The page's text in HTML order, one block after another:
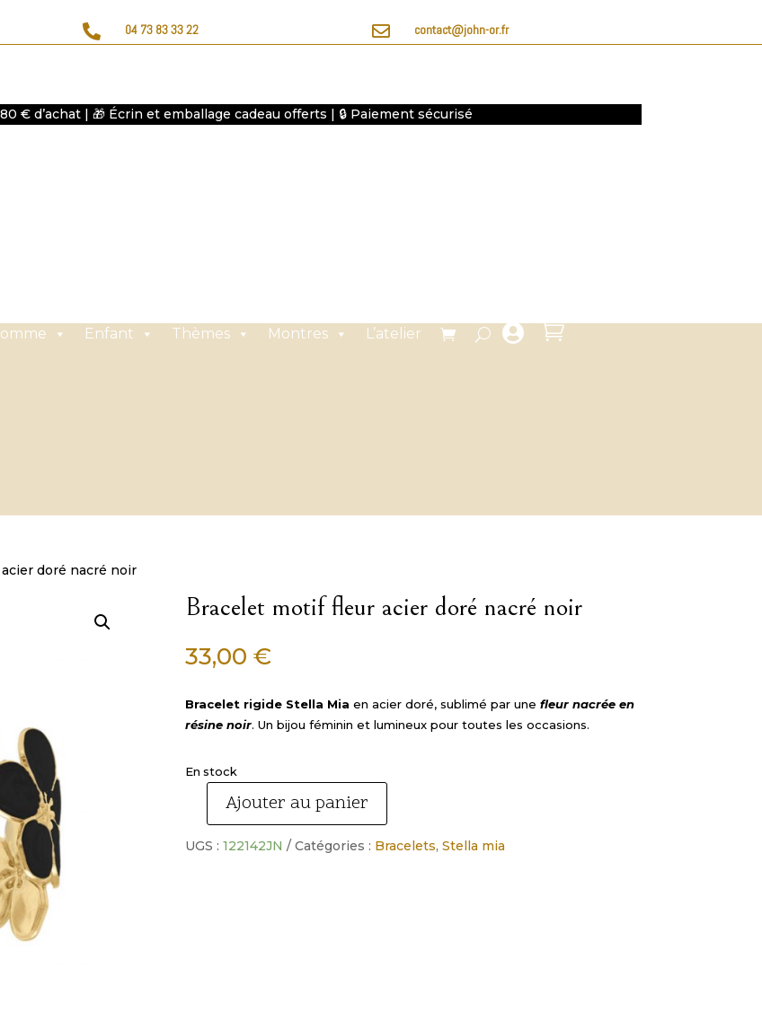
 04 73 83 33 22  contact@john-or.fr
€ d’achat | 🎁 Écrin et emballage cadeau offerts | 🔒 Paiement sécurisé
Enfant Thèmes Montres L’atelier  
doré nacré noir
Bracelet motif fleur acier doré nacré noir
33,00 €
Bracelet rigide Stella Mia en acier doré, sublimé par une fleur nacrée en
résine noir. Un bijou féminin et lumineux pour toutes les occasions.
En stock
quantité
Bracelet
Ajouter au panier
UGS : 122142JN Catégories : Bracelets, Stella mia